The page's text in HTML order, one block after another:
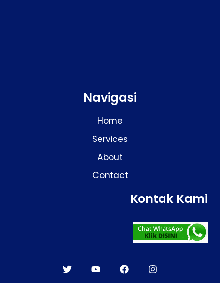
Navigasi
Home
Services
About
Contact
Kontak Kami